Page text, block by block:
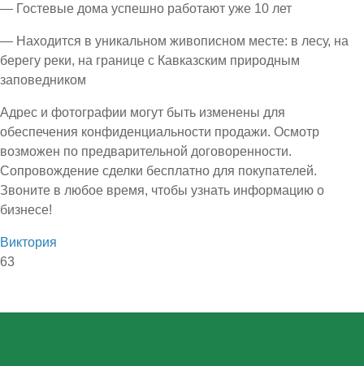
— Гостевые дома успешно работают уже 10 лет
— Находится в уникальном живописном месте: в лесу, на
берегу реки, на границе с Кавказским природным
заповедником
Адрес и фотографии могут быть изменены для
обеспечения конфиденциальности продажи. Осмотр
возможен по предварительной договоренности.
Сопровождение сделки бесплатно для покупателей.
Звоните в любое время, чтобы узнать информацию о
бизнесе!
Виктория
63